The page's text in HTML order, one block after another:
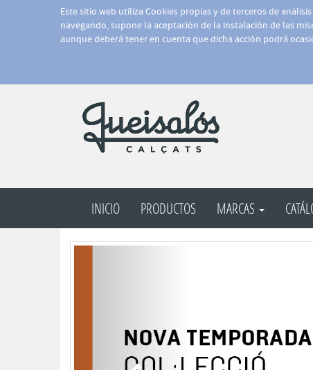
Este sitio web utiliza Cookies propias y de terceros de
navegando, supone la aceptación de la instalación de las
aunque deberá tener en cuenta que dicha acción podrá
INICIO PRODUCTOS MARCAS